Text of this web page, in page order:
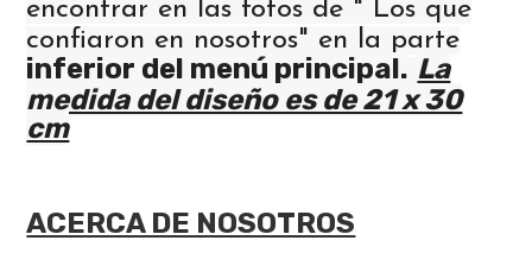
encontrar en las fotos de " Los que
confiaron en nosotros" en la parte
inferior del menú principal. La
medida del diseño es de 21 x 30
cm
ACERCA DE NOSOTROS